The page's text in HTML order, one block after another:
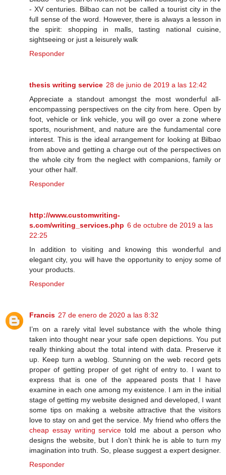
- XV centuries. Bilbao can not be called a tourist city in the
full sense of the word. However, there is always a lesson in
the spirit: shopping in malls, tasting national cuisine,
sightseeing or just a leisurely walk
Responder
thesis writing service 28 de junio de 2019 a las 12:42
Appreciate a standout amongst the most wonderful all-
encompassing perspectives on the city from here. Open by
foot, vehicle or link vehicle, you will go over a zone where
sports, nourishment, and nature are the fundamental core
interest. This is the ideal arrangement for looking at Bilbao
from above and getting a charge out of the perspectives on
the whole city from the neglect with companions, family or
your other half.
Responder
http://www.customwriting-
s.com/writing_services.php 6 de octubre de 2019 a las
22:25
In addition to visiting and knowing this wonderful and
elegant city, you will have the opportunity to enjoy some of
your products.
Responder
Francis 27 de enero de 2020 a las 8:32
I’m on a rarely vital level substance with the whole thing
taken into thought near your safe open depictions. You put
really thinking about the total intend with data. Preserve it
up. Keep turn a weblog. Stunning on the web record gets
proper of getting proper of get right of entry to. I want to
express that is one of the appeared posts that I have
examine in each one among my existence. I am in the initial
stage of getting my website designed and developed, I want
some tips on making a website attractive that the visitors
love to stay on and get the service. My friend who offers the
cheap essay writing service told me about a person who
designs the website, but I don’t think he is able to turn my
imagination into truth. So, please suggest a expert designer.
Responder